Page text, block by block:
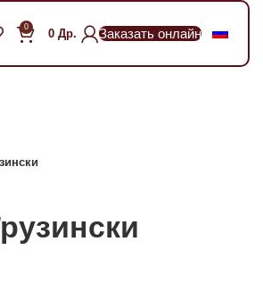
0
0 Др. Заказать онлайн